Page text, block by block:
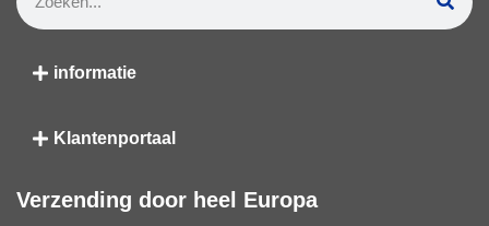
informatie
Klantenportaal
Verzending door heel Europa